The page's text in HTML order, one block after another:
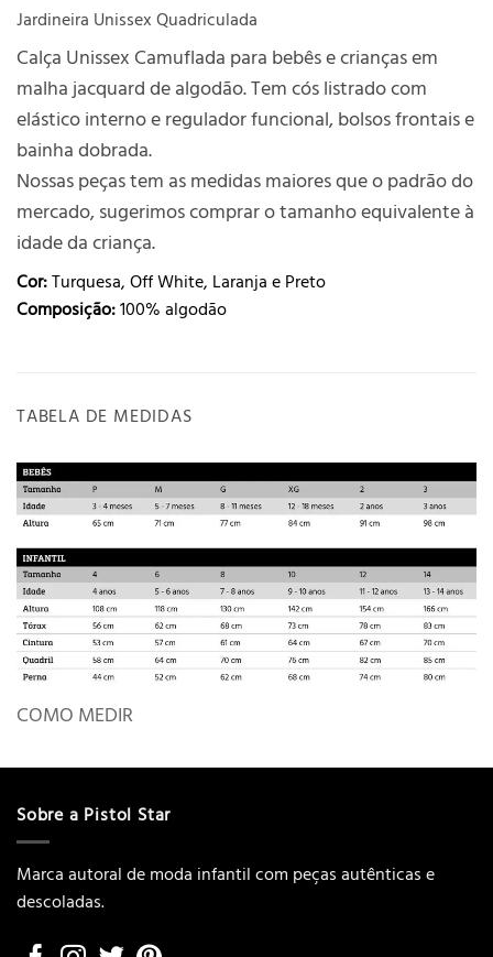
Jardineira Unissex Quadriculada
Calça Unissex Camuflada para bebês e crianças em
malha jacquard de algodão. Tem cós listrado com
elástico interno e regulador funcional, bolsos frontais e
bainha dobrada.
Nossas peças tem as medidas maiores que o padrão do
mercado, sugerimos comprar o tamanho equivalente à
idade da criança.
Cor:Turquesa, Off White, Laranja e Preto
Composição:100% algodão
TABELA DE MEDIDAS
COMO MEDIR
Sobre a Pistol Star
Marca autoral de moda infantil com peças autênticas e
descoladas.